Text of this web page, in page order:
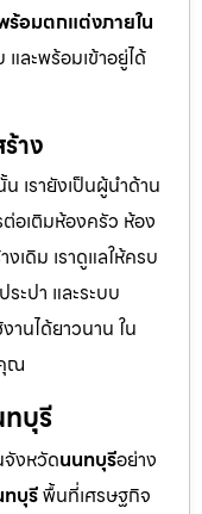
ร้อมตกแต่งภายใน
ละพร้อมเข้าอยู่ได้
าง
เรายังเป็นผู้นำด้าน
ต่อเติมห้องครัว ห้อง
เดิม เราดูแลให้ครบ
ะปา และระบบ
านได้ยาวนาน ใน
ณ
บุรี
จังหวัดนนทบุรีอย่าง
ทบุรีพื้นที่เศรษฐกิจ